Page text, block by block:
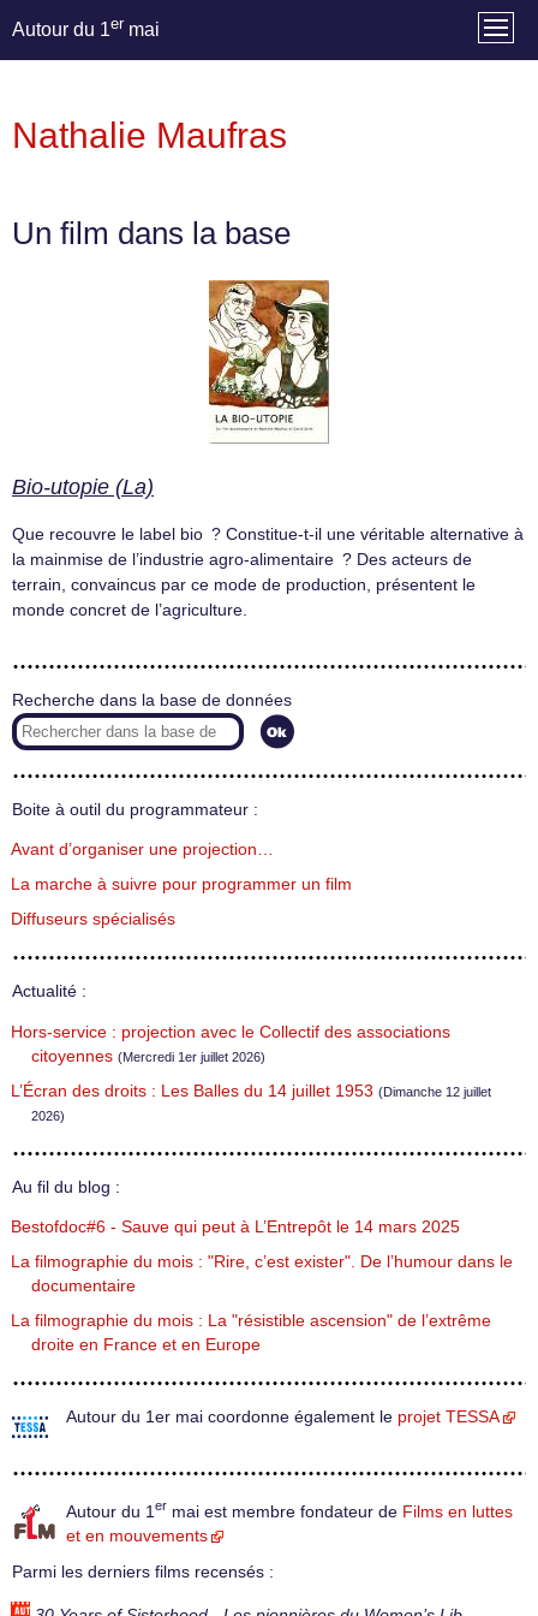
Autour du 1er mai
Nathalie Maufras
Un film dans la base
Bio-utopie (La)
Que recouvre le label bio ? Constitue-t-il une véritable alternative à
la mainmise de l’industrie agro-alimentaire ? Des acteurs de
terrain, convaincus par ce mode de production, présentent le
monde concret de l’agriculture.
Recherche dans la base de données
Boite à outil du programmateur :
Avant d’organiser une projection…
La marche à suivre pour programmer un film
Diffuseurs spécialisés
Actualité :
Hors-service : projection avec le Collectif des associations
citoyennes (Mercredi 1er juillet 2026)
L’Écran des droits : Les Balles du 14 juillet 1953 (Dimanche 12 juillet
2026)
Au fil du blog :
Bestofdoc#6 - Sauve qui peut à L’Entrepôt le 14 mars 2025
La filmographie du mois : "Rire, c’est exister". De l’humour dans le
documentaire
La filmographie du mois : La "résistible ascension" de l’extrême
droite en France et en Europe
Autour du 1er mai coordonne également le projet TESSA
Autour du 1 er mai est membre fondateur de Films en luttes
et en mouvements
Parmi les derniers films recensés :